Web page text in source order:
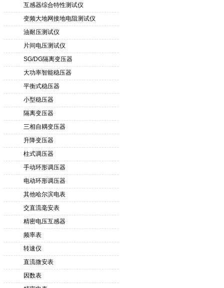
互感器综合特性测试仪
变频大地网接地电阻测试仪
油耐压测试仪
片间电压测试仪
SG/DG隔离变压器
大功率智能稳压器
平衡式稳压器
小型稳压器
隔离变压器
三相自耦变压器
升降变压器
柱式调压器
手动环形调压器
电动环形调压器
其他哈尔滨电表
交直流毫安表
精密电压互感器
频率表
转速仪
直流微安表
因数表